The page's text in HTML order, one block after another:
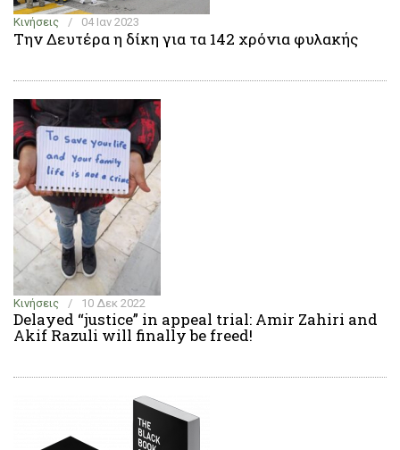
Κινήσεις / 04 Ιαν 2023
Την Δευτέρα η δίκη για τα 142 χρόνια φυλακής
Κινήσεις / 10 Δεκ 2022
Delayed “justice” in appeal trial: Amir Zahiri and
Akif Razuli will finally be freed!